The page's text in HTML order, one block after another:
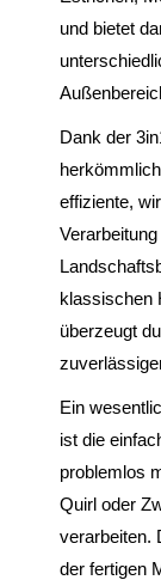
und bietet
Dank der
effiziente,
klassischen
überzeugt
Ein
ist die
problemlos
Quirl oder
verarbeiten.
der fertigen